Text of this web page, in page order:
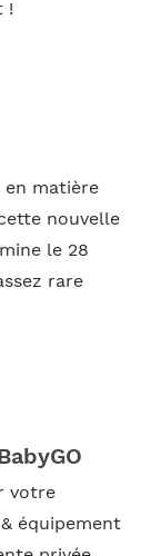
!
en matière
nouvelle
le 28
rare
votre
équipement